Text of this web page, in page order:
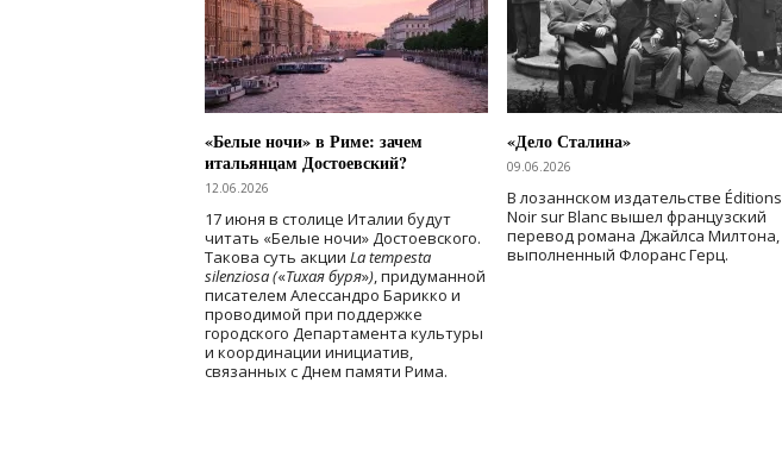
«Белые ночи» в Риме: зачем
итальянцам Достоевский?
12.06.2026
17 июня в столице Италии будут
читать «Белые ночи» Достоевского.
Такова суть акции La tempesta
silenziosa («Тихая буря»), придуманной
писателем Алессандро Барикко и
проводимой при поддержке
городского Департамента культуры
и координации инициатив,
связанных с Днем памяти Рима.
«Дело Сталина»
09.06.2026
В лозаннском издательстве Éditions
Noir sur Blanc вышел французский
перевод романа Джайлса Милтона,
выполненный Флоранс Герц.